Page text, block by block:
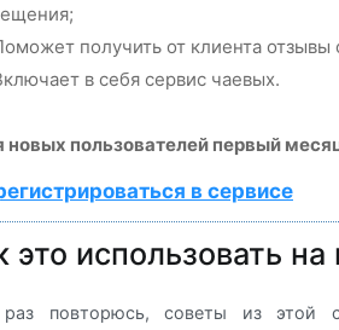
получить от клиента отзывы
в себя сервис чаевых.
новых пользователей первый
в сервисе
это использовать на
повторюсь, советы из этой